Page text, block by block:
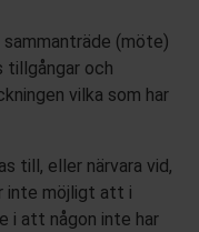
(möte)
tillgångar och
vilka som har
till, eller närvara vid,
inte möjligt att i
att någon inte har